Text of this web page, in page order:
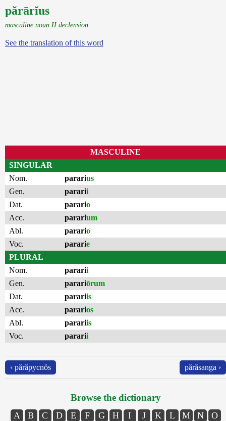
părārĭus
masculine noun II declension
See the translation of this word
MASCULINE
SINGULAR
Nom.
pararius
Gen.
pararii
Dat.
parario
Acc.
pararium
Abl.
parario
Voc.
pararie
PLURAL
Nom.
pararii
Gen.
parariōrum
Dat.
parariis
Acc.
pararios
Abl.
parariis
Voc.
pararii
‹ părăpycnŏs părăsanga ›
Browse the dictionary
A B C D E F G H I J K L M N
O